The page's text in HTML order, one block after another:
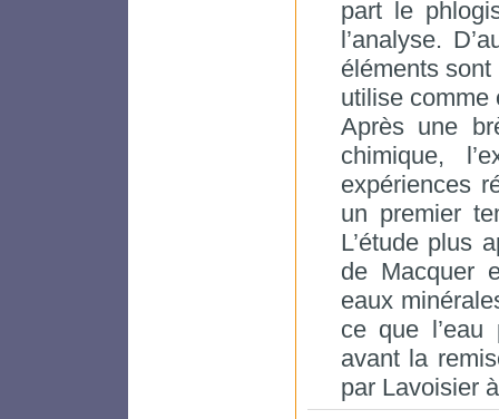
part le
l’analyse.
éléments
utilise comme
Après une
chimique,
expériences
un premier
L’étude plus
de Macquer
eaux
ce que
avant la
par Lavoisier